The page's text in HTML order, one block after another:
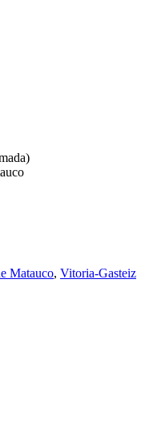
Matauco, Vitoria-Gasteiz